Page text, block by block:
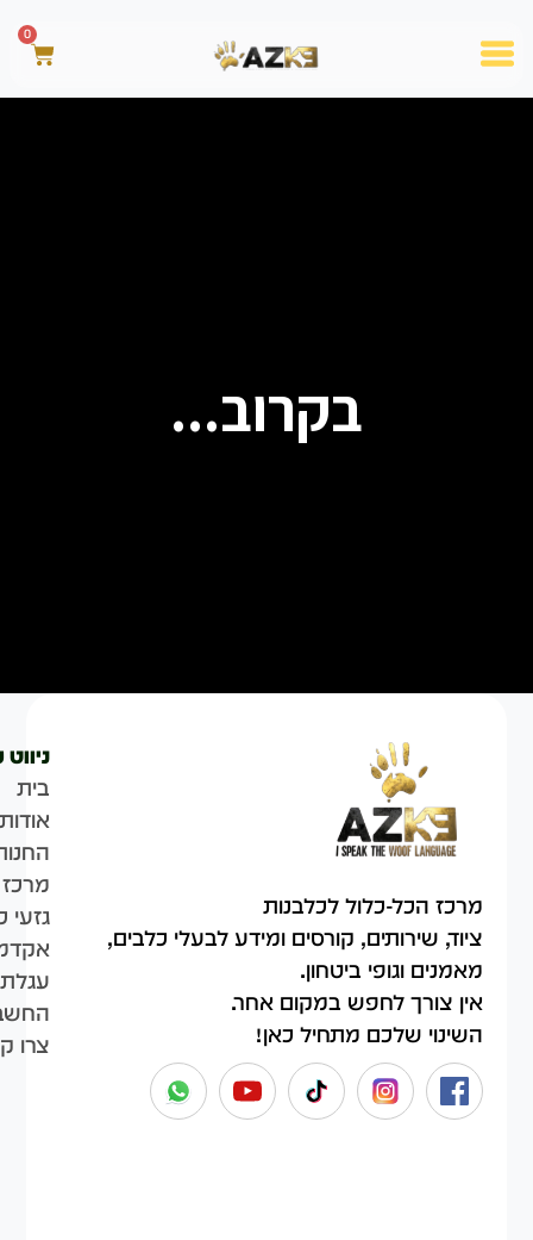
0
בקרוב...
מרכז הכל-כלול לכלבנות
ציוד, שירותים, קורסים ומידע לבעלי כלבים,
מאמנים וגופי ביטחון.
אין צורך לחפש במקום אחר.
השינוי שלכם מתחיל כאן!
בית
אודות
גזעי
עגלת
צרו